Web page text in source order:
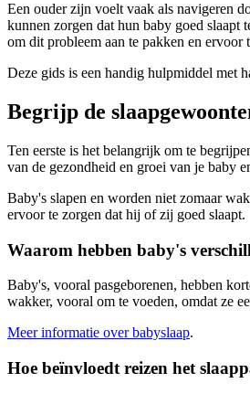
Een ouder zijn voelt vaak als navigeren
kunnen zorgen dat hun baby goed slaapt
om dit probleem aan te pakken en
Deze gids is een handig hulpmiddel met
Begrijp de
Ten eerste is het belangrijk om te
van de gezondheid en groei van je baby
Baby's slapen en worden niet zomaar
ervoor te zorgen dat hij of zij goed slaapt.
Waarom hebben baby's
Baby's, vooral pasgeborenen, hebben
wakker, vooral om te voeden, omdat ze
Meer informatie over babyslaap.
Hoe beïnvloedt reizen het